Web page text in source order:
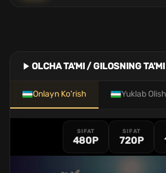
OLCHA TA'MI / GILOSNING
Onlayn Ko'rish Yuklab Olish
SIFAT
480P
SIFAT
720P